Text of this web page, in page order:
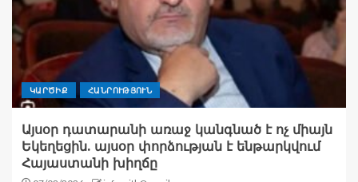
ԿԱՐԾԻՔ ՀԱՆՐՈՒԹՅՈՒՆ
Այսօր դատարանի առաջ կանգնած է ոչ միայն
Եկեղեցին. այսօր փորձության է ենթարկվում
Հայաստանի խիղճը